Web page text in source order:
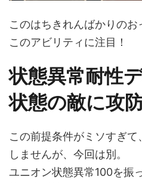
このはちきれんばかりのお
このアビリティに注目！
状態異常耐性
状態の敵に攻
この前提条件がミソすぎて
しませんが、今回は別。
ユニオン状態異常100を振